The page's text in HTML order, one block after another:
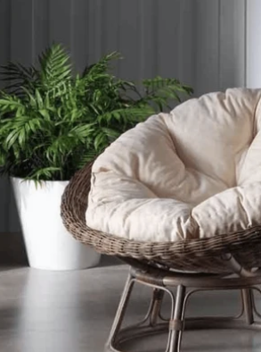
Otvori